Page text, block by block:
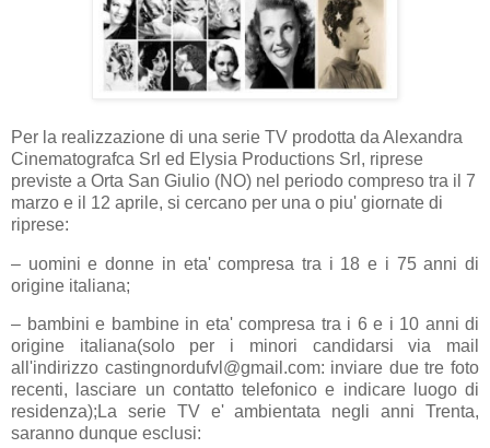
Per la realizzazione di una serie TV prodotta da Alexandra
Cinematografca Srl ed Elysia Productions Srl, riprese
previste a Orta San Giulio (NO) nel periodo compreso tra il 7
marzo e il 12 aprile, si cercano per una o piu' giornate di
riprese:
– uomini e donne in eta' compresa tra i 18 e i 75 anni di
origine italiana;
– bambini e bambine in eta' compresa tra i 6 e i 10 anni di
origine italiana(solo per i minori candidarsi via mail
all'indirizzo castingnordufvl@gmail.com: inviare due tre foto
recenti, lasciare un contatto telefonico e indicare luogo di
residenza);La serie TV e' ambientata negli anni Trenta,
saranno dunque esclusi: